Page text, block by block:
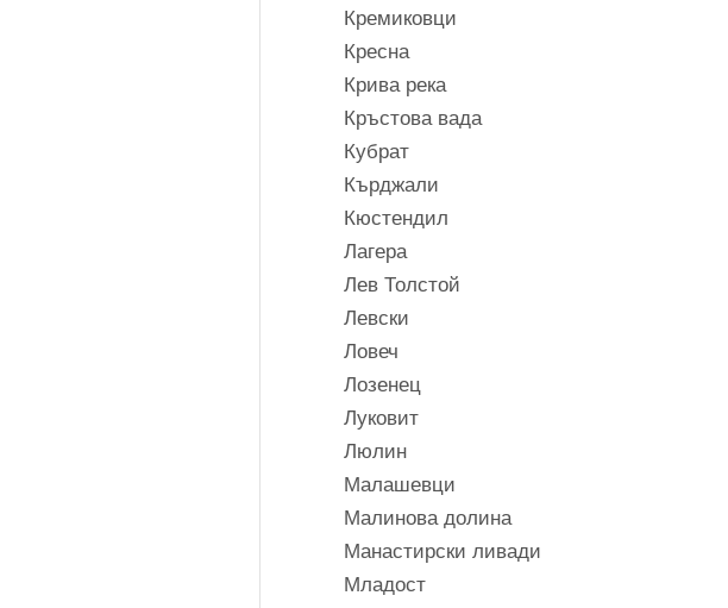
Кремиковци
Кресна
Крива река
Кръстова вада
Кубрат
Кърджали
Кюстендил
Лагера
Лев Толстой
Левски
Ловеч
Лозенец
Луковит
Люлин
Малашевци
Малинова долина
Манастирски ливади
Младост